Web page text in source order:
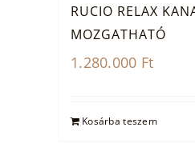
RUCIO RELAX
MOZGATHATÓ
1.280.000 Ft
Kosárba teszem